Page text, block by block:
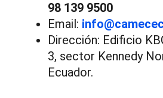
98 139 9500
Email:
Dirección: Edificio
3, sector Kennedy
Ecuador.